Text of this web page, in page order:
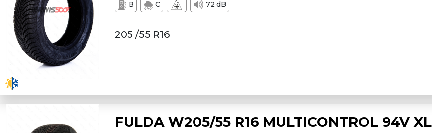
B C 72 dB
205 /55 R16
FULDA W205/55 R16 MULTICONTROL 94V XL